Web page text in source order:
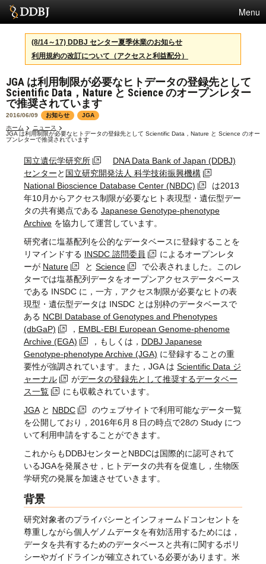
Menu
サービス
スパコン
統計
活動
センターについて
利用規約
問合せ
English
(8/14～17) DDBJ センター夏季休業のお知らせ
利用規約の改訂について（アクセスと利益配分）
JGA は利用制限が必要なヒトデータの登録先として
Scientific Data，Nature と Science のオープンレター
で推奨されています
2016/06/09 お知らせ
JGA
ホーム
ニュース
JGA は利用制限が必要なヒトデータの登録先として Scientific Data，Nature と Science のオー
プンレターで推奨されています
国立遺伝学研究所
DNA Data Bank of Japan (DDBJ)
センターと 国立研究開発法人 科学技術振興機構
National Bioscience Database Center (NBDC)
は2013
年10月からアクセス制限が必要なヒト表現型・遺伝型デー
タの共有拠点である Japanese Genotype-phenotype
Archive を協力して運営しています。
研究者に塩基配列を公的なデータベースに登録することを
リマインドする INSDC 諮問委員
によるオープンレタ
ーが Nature と Science
で公表されました。このレ
ターでは塩基配列データをオープンアクセスデータベース
である INSDC に，一方，アクセス制限が必要なヒトの表
現型・遺伝型データは INSDC とは別枠のデータベースで
ある NCBI Database of Genotypes and Phenotypes
(dbGaP)
， EMBL-EBI European Genome-phenome
Archive (EGA)
，もしくは， DDBJ Japanese
Genotype-phenotype Archive (JGA) に登録することの重
要性が強調されています。また，JGA は Scientific Data ジ
ャーナル
がデータの登録先として推奨するデータベー
ス一覧
にも収載されています。
JGAと NBDC
のウェブサイトで利用可能なデータ一覧
を公開しており，2016年6月８日の時点で28の Study につ
いて利用申請をすることができます。
これからもDDBJセンターとNBDCは国際的に認可されて
いるJGAを発展させ，ヒトデータの共有を促進し，生物医
学研究の発展を加速させていきます。
背景
研究対象者のプライバシーとインフォームドコンセントを
尊重しながら個人ゲノムデータを有効活用するためには，
データを共有するためのデータベースと共有に関するポリ
シーやガイドラインが確立されている必要があります。米